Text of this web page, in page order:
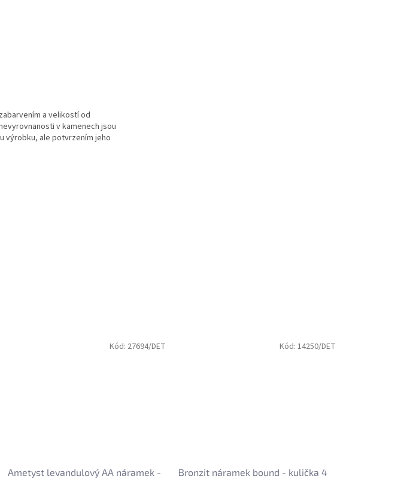
a velikostí od
v kamenech jsou
výrobku, ale potvrzením jeho
Ametyst levandulový AA náramek -
Kód: 27694/DET
Bronzit náramek bound - kulička 4
Kód: 14250/DET